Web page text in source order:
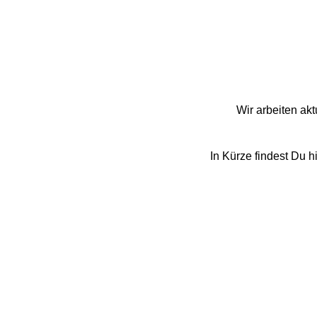
Wir arbeiten
In Kürze findest Du